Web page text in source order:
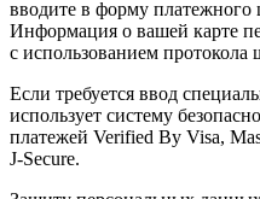
вводите в форму
Информация о вашей карте
с использованием
Если требуется ввод
использует систему
платежей Verified By Visa,
J-Secure.